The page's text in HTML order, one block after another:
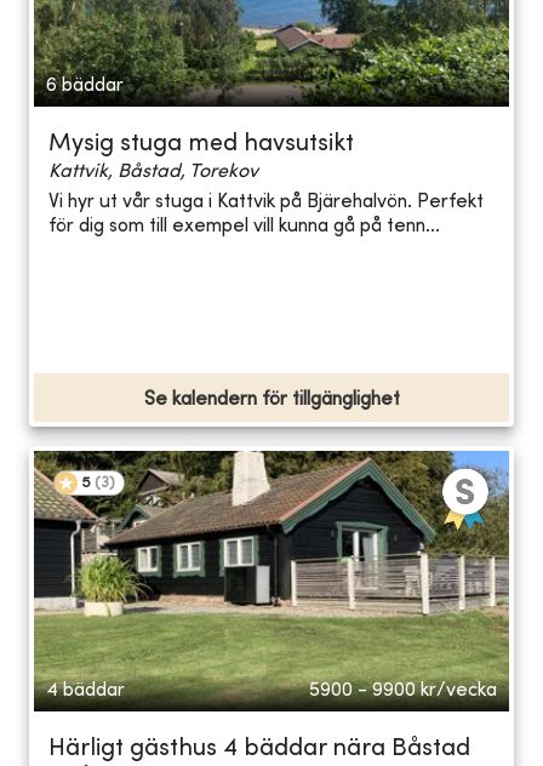
6 bäddar
Mysig stuga med havsutsikt
Kattvik, Båstad, Torekov
Vi hyr ut vår stuga i Kattvik på Bjärehalvön. Perfekt
för dig som till exempel vill kunna gå på tenn...
Se kalendern för tillgänglighet
5 (3)
4 bäddar 5900 - 9900 kr/vecka
Härligt gästhus 4 bäddar nära Båstad